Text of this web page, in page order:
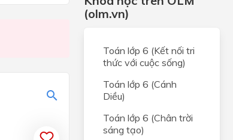
(olm.vn)
Toán lớp 6 (Kết nối tri
thức với cuộc sống)
Toán lớp 6 (Cánh
Diều)
Toán lớp 6 (Chân trời
sáng tạo)